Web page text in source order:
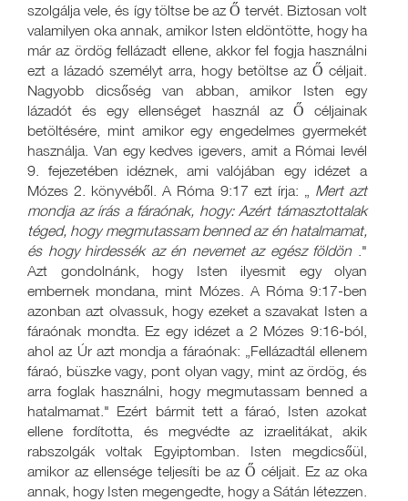
szolgálja vele, és így töltse be az Ő tervét. Biztosan volt
valamilyen oka annak, amikor Isten eldöntötte, hogy ha
már az ördög fellázadt ellene, akkor fel fogja használni
ezt a lázadó személyt arra, hogy betöltse az Ő céljait.
Nagyobb dicsőség van abban, amikor Isten egy
lázadót és egy ellenséget használ az Ő céljainak
betöltésére, mint amikor egy engedelmes gyermekét
használja. Van egy kedves igevers, amit a Római levél
9. fejezetében idéznek, ami valójában egy idézet a
Mózes 2. könyvéből. A Róma 9:17 ezt írja: „ Mert azt
mondja az írás a fáraónak, hogy: Azért támasztottalak
téged, hogy megmutassam benned az én hatalmamat,
és hogy hirdessék az én nevemet az egész földön ."
Azt gondolnánk, hogy Isten ilyesmit egy olyan
embernek mondana, mint Mózes. A Róma 9:17-ben
azonban azt olvassuk, hogy ezeket a szavakat Isten a
fáraónak mondta. Ez egy idézet a 2 Mózes 9:16-ból,
ahol az Úr azt mondja a fáraónak: „Fellázadtál ellenem
fáraó, büszke vagy, pont olyan vagy, mint az ördög, és
arra foglak használni, hogy megmutassam benned a
hatalmamat." Ezért bármit tett a fáraó, Isten azokat
ellene fordította, és megvédte az izraelitákat, akik
rabszolgák voltak Egyiptomban. Isten megdicsőül,
amikor az ellensége teljesíti be az Ő céljait. Ez az oka
annak, hogy Isten megengedte, hogy a Sátán létezzen.